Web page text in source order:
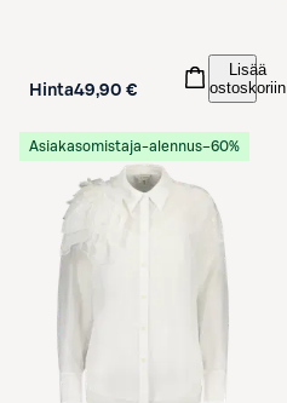
Hinta49,90 €
Lisää
ostoskoriin
Asiakasomistaja-alennus−60%